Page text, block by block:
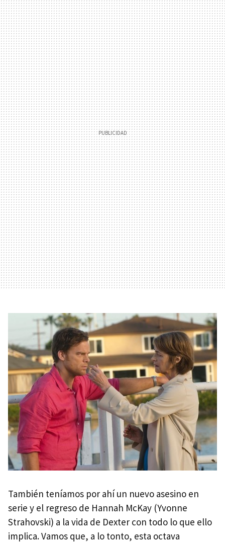
También teníamos por ahí un nuevo asesino en
serie y el regreso de Hannah McKay (Yvonne
Strahovski) a la vida de Dexter con todo lo que ello
implica. Vamos que, a lo tonto, esta octava